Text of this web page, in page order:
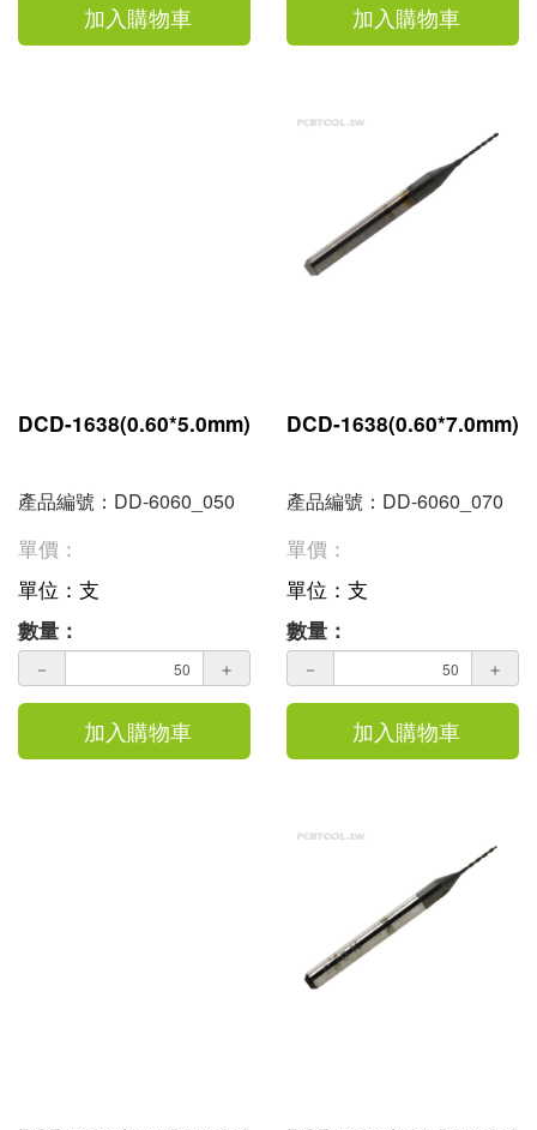
加入購物車 加入購物車
DCD-1638(0.60*5.0mm)
產品編號：DD-6060_050
單價：
單位：支
數量：
－ ＋
加入購物車
DCD-1638(0.60*7.0mm)
產品編號：DD-6060_070
單價：
單位：支
數量：
－ ＋
加入購物車